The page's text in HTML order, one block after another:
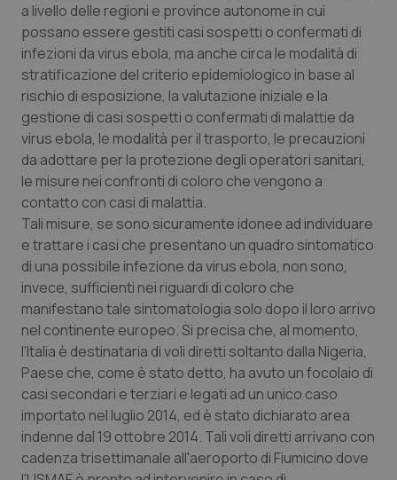
a livello delle regioni e province autonome in cui
possano essere gestiti casi sospetti o confermati di
infezioni da virus ebola, ma anche circa le modalità di
stratificazione del criterio epidemiologico in base al
rischio di esposizione, la valutazione iniziale e la
gestione di casi sospetti o confermati di malattie da
virus ebola, le modalità per il trasporto, le precauzioni
da adottare per la protezione degli operatori sanitari,
le misure nei confronti di coloro che vengono a
contatto con casi di malattia.
Tali misure, se sono sicuramente idonee ad individuare
e trattare i casi che presentano un quadro sintomatico
di una possibile infezione da virus ebola, non sono,
invece, sufficienti nei riguardi di coloro che
manifestano tale sintomatologia solo dopo il loro arrivo
nel continente europeo. Si precisa che, al momento,
l'Italia è destinataria di voli diretti soltanto dalla Nigeria,
Paese che, come è stato detto, ha avuto un focolaio di
casi secondari e terziari e legati ad un unico caso
importato nel luglio 2014, ed è stato dichiarato area
indenne dal 19 ottobre 2014. Tali voli diretti arrivano con
cadenza trisettimanale all'aeroporto di Fiumicino dove